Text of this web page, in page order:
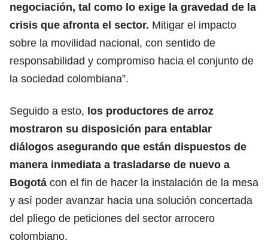
negociación, tal como lo exige la gravedad de la
crisis que afronta el sector. Mitigar el impacto
sobre la movilidad nacional, con sentido de
responsabilidad y compromiso hacia el conjunto de
la sociedad colombiana”.
Seguido a esto, los productores de arroz
mostraron su disposición para entablar
diálogos asegurando que están dispuestos de
manera inmediata a trasladarse de nuevo a
Bogotá con el fin de hacer la instalación de la mesa
y así poder avanzar hacia una solución concertada
del pliego de peticiones del sector arrocero
colombiano.